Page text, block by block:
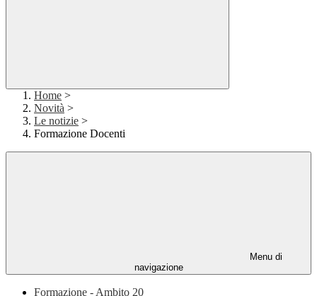
Home >
Novità >
Le notizie >
Formazione Docenti
Menu di
navigazione
Formazione - Ambito 20